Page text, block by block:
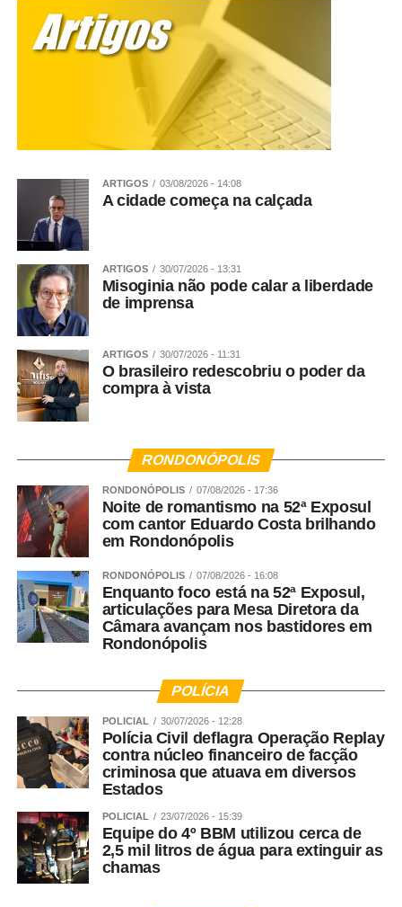
WhatsApp
Facebook
Twitter
Messenger
LinkedIn
Share
ARTIGOS 03/08/2026 - 14:08
A cidade começa na calçada
ARTIGOS 30/07/2026 - 13:31
Misoginia não pode calar a liberdade
de imprensa
ARTIGOS 30/07/2026 - 11:31
O brasileiro redescobriu o poder da
compra à vista
RONDONÓPOLIS
RONDONÓPOLIS 07/08/2026 - 17:36
Noite de romantismo na 52ª Exposul
com cantor Eduardo Costa brilhando
em Rondonópolis
RONDONÓPOLIS 07/08/2026 - 16:08
Enquanto foco está na 52ª Exposul,
articulações para Mesa Diretora da
Câmara avançam nos bastidores em
Rondonópolis
POLÍCIA
POLICIAL 30/07/2026 - 12:28
Polícia Civil deflagra Operação Replay
contra núcleo financeiro de facção
criminosa que atuava em diversos
Estados
POLICIAL 23/07/2026 - 15:39
Equipe do 4º BBM utilizou cerca de
2,5 mil litros de água para extinguir as
chamas